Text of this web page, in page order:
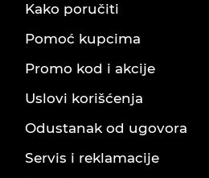
Kako poručiti
Pomoć kupcima
Promo kod i akcije
Uslovi korišćenja
Odustanak od ugovora
Servis i reklamacije